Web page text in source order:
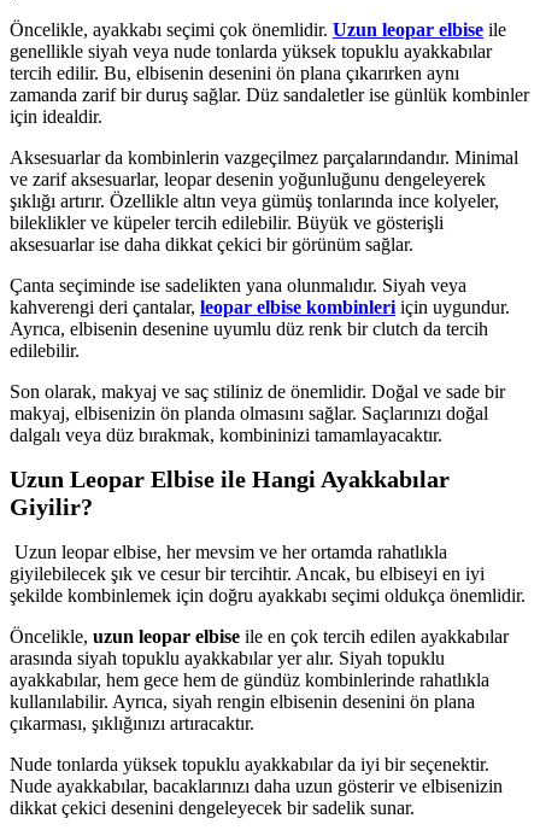
Öncelikle, ayakkabı seçimi çok önemlidir. Uzun leopar elbise ile
genellikle siyah veya nude tonlarda yüksek topuklu ayakkabılar
tercih edilir. Bu, elbisenin desenini ön plana çıkarırken aynı
zamanda zarif bir duruş sağlar. Düz sandaletler ise günlük kombinler
için idealdir.
Aksesuarlar da kombinlerin vazgeçilmez parçalarındandır. Minimal
ve zarif aksesuarlar, leopar desenin yoğunluğunu dengeleyerek
şıklığı artırır. Özellikle altın veya gümüş tonlarında ince kolyeler,
bileklikler ve küpeler tercih edilebilir. Büyük ve gösterişli
aksesuarlar ise daha dikkat çekici bir görünüm sağlar.
Çanta seçiminde ise sadelikten yana olunmalıdır. Siyah veya
kahverengi deri çantalar, leopar elbise kombinleri için uygundur.
Ayrıca, elbisenin desenine uyumlu düz renk bir clutch da tercih
edilebilir.
Son olarak, makyaj ve saç stiliniz de önemlidir. Doğal ve sade bir
makyaj, elbisenizin ön planda olmasını sağlar. Saçlarınızı doğal
dalgalı veya düz bırakmak, kombininizi tamamlayacaktır.
Uzun Leopar Elbise ile Hangi Ayakkabılar
Giyilir?
Uzun leopar elbise, her mevsim ve her ortamda rahatlıkla
giyilebilecek şık ve cesur bir tercihtir. Ancak, bu elbiseyi en iyi
şekilde kombinlemek için doğru ayakkabı seçimi oldukça önemlidir.
Öncelikle, uzun leopar elbise ile en çok tercih edilen ayakkabılar
arasında siyah topuklu ayakkabılar yer alır. Siyah topuklu
ayakkabılar, hem gece hem de gündüz kombinlerinde rahatlıkla
kullanılabilir. Ayrıca, siyah rengin elbisenin desenini ön plana
çıkarması, şıklığınızı artıracaktır.
Nude tonlarda yüksek topuklu ayakkabılar da iyi bir seçenektir.
Nude ayakkabılar, bacaklarınızı daha uzun gösterir ve elbisenizin
dikkat çekici desenini dengeleyecek bir sadelik sunar.